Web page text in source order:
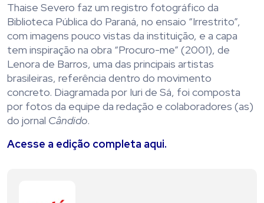
Thaise Severo faz um registro fotográfico da
Biblioteca Pública do Paraná, no ensaio “Irrestrito”,
com imagens pouco vistas da instituição, e a capa
tem inspiração na obra “Procuro-me” (2001), de
Lenora de Barros, uma das principais artistas
brasileiras, referência dentro do movimento
concreto. Diagramada por Iuri de Sá, foi composta
por fotos da equipe da redação e colaboradores (as)
do jornal Cândido.
Acesse a edição completa aqui.